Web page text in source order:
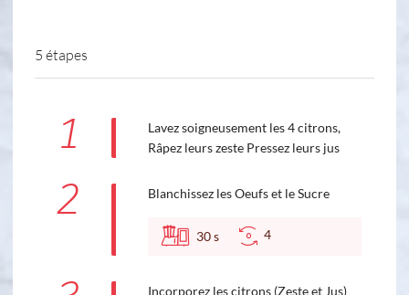
5 étapes
1
Lavez soigneusement les 4 citrons,
Râpez leurs zeste Pressez leurs jus
2 Blanchissez les Oeufs et le Sucre
30s 4
Incorporez les citrons (Zeste et Jus)